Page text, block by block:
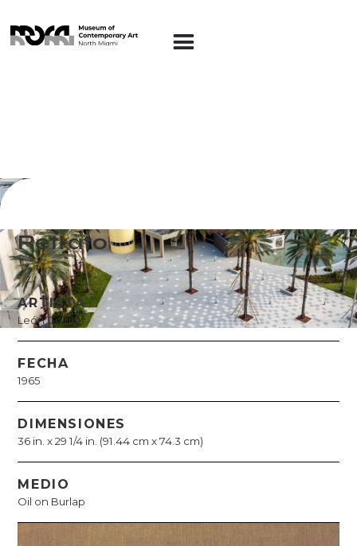
Retrato
ARTISTA
León Golub
FECHA
1965
DIMENSIONES
36 in. x 29 1/4 in. (91.44 cm x 74.3 cm)
MEDIO
Oil on Burlap